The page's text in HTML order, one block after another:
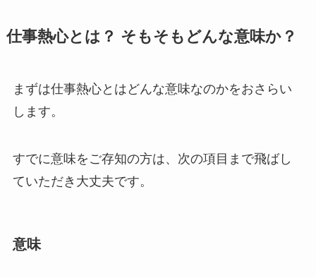
仕事熱心とは？ そもそもどんな意味か？
まずは仕事熱心とはどんな意味なのかをおさらい
します。
すでに意味をご存知の方は、次の項目まで飛ばし
ていただき大丈夫です。
意味